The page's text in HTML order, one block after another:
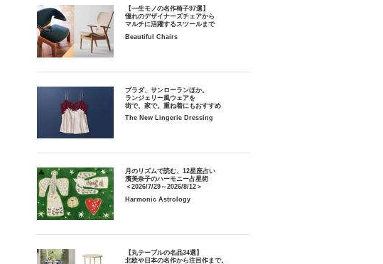
【一生モノの名作椅子97選】
憧れのデザイナーズチェアから
マルチに活躍するスツールまで
Beautiful Chairs
プラダ、サンローランほか。
ランジェリー風ウェアを
街で、家で。重ね着にもおすすめ
The New Lingerie Dressing
月のリズムで読む、12星座占い
濱美奈子のハーモニー占星術
＜2026/7/29～2026/8/12＞
Harmonic Astrology
【丸テーブルの名品34選】
北欧や日本の名作から注目作まで。